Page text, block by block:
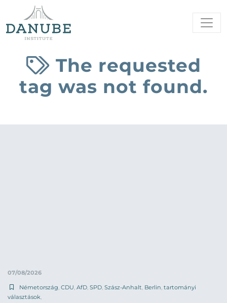
The requested
tag was not found.
07/08/2026
Németország CDU AfD SPD Szász-Anhalt Berlin tartományi
választások